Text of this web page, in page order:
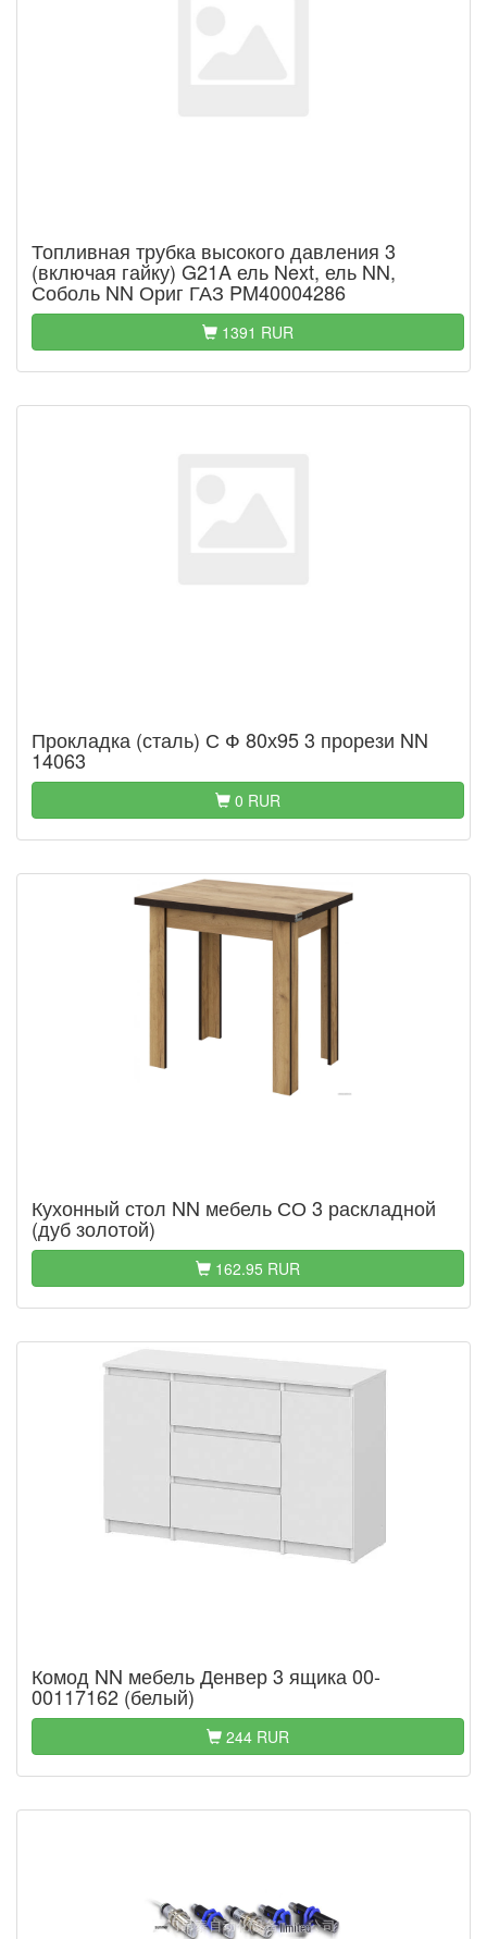
Топливная трубка высокого давления 3
(включая гайку) G21A ель Next, ель NN,
Соболь NN Ориг ГАЗ PM40004286
1391 RUR
Прокладка (сталь) С Ф 80х95 3 прорези NN
14063
0 RUR
Кухонный стол NN мебель СО 3 раскладной
(дуб золотой)
162.95 RUR
Комод NN мебель Денвер 3 ящика 00-
00117162 (белый)
244 RUR